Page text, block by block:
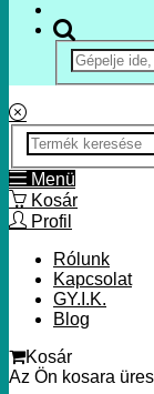
Menü
Kosár
Profil
Rólunk
Kapcsolat
GY.I.K.
Blog
Kosár
Az Ön kosara